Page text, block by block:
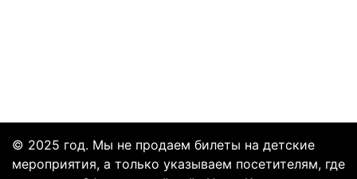
© 2025 год. Мы не продаем билеты на детские
мероприятия, а только указываем посетителям, где